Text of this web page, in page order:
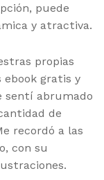
puede
y atractiva.
propias
ebook gratis y
sentí abrumado
de
recordó a las
con su